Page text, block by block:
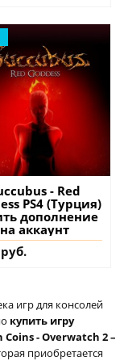
- Red
PS4 (Турция)
дополнение
на аккаунт
игр для консолей
купить игру
Coins - Overwatch 2 –
приобретается